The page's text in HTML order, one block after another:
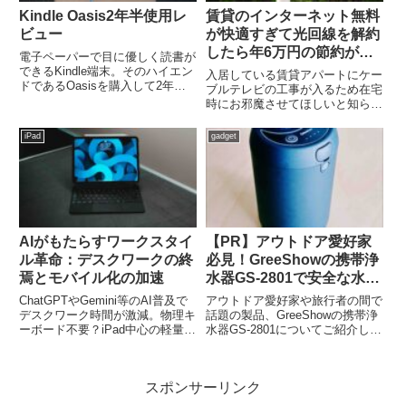
Kindle Oasis2年半使用レ
ビュー
電子ペーパーで目に優しく読書が
できるKindle端末。そのハイエン
ドであるOasisを購入して2年半
紹介します！
(function(b,c,f,g,a,d,e)
{b.Moshimo...
賃貸のインターネット無料
が快適すぎて光回線を解約
したら年6万円の節約がで
きた
入居している賃貸アパートにケー
ブルテレビの工事が入るため在宅
時にお邪魔させてほしいと知らせ
モデムとルーターが置かれていっ
た。そしてアパートの入り口には
インターネット無料の看板。どう
にもうさんくさい。タダより怖
iPad
AIがもたらすワークスタイ
ル革命：デスクワークの終
焉とモバイル化の加速
ChatGPTやGemini等のAI普及で
デスクワーク時間が激減。物理キ
ーボード不要？iPad中心の軽量ワ
gadget
【PR】アウトドア愛好家
必見！GreeShowの携帯浄
水器GS-2801で安全な水を
確保
アウトドア愛好家や旅行者の間で
話題の製品、GreeShowの携帯浄
水器GS-2801についてご紹介しま
を、詳しくお伝えしていきます。
スポンサーリンク